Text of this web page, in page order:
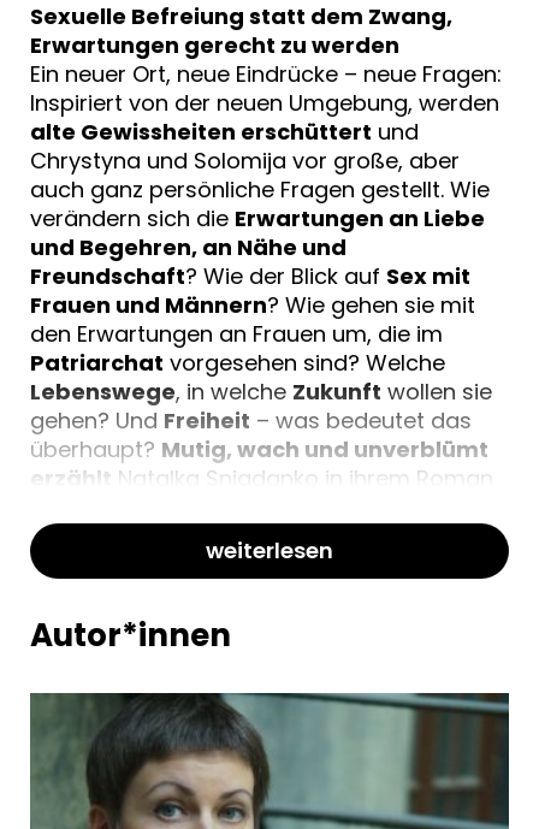
Sexuelle Befreiung statt dem Zwang,
Erwartungen gerecht zu werden
Ein neuer Ort, neue Eindrücke – neue Fragen:
Inspiriert von der neuen Umgebung, werden
alte Gewissheiten erschüttert und
Chrystyna und Solomija vor große, aber
auch ganz persönliche Fragen gestellt. Wie
verändern sich die Erwartungen an Liebe
und Begehren, an Nähe und
Freundschaft? Wie der Blick auf Sex mit
Frauen und Männern? Wie gehen sie mit
den Erwartungen an Frauen um, die im
Patriarchat vorgesehen sind? Welche
Lebenswege, in welche Zukunft wollen sie
gehen? Und Freiheit – was bedeutet das
überhaupt? Mutig, wach und unverblümt
erzählt Natalka Sniadanko in ihrem Roman
leben
, und breitet den Duft der beiden
Städte
undBerlinüber ihre
weiterlesen
Autor*innen